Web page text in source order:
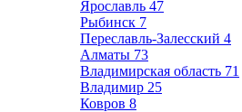
Ярославль 47
Рыбинск 7
Переславль-Залесский 4
Алматы 73
Владимирская область 71
Владимир 25
Ковров 8